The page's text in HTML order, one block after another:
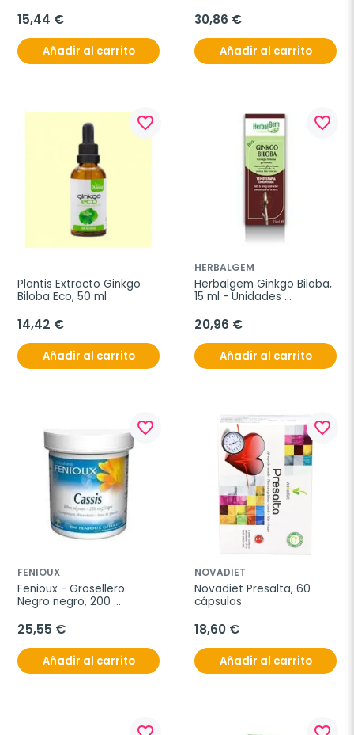
15,44 €
Añadir al carrito
30,86 €
Añadir al carrito
favorite_border
Plantis Extracto Ginkgo
Biloba Eco, 50 ml
14,42 €
Añadir al carrito
favorite_border
HERBALGEM
Herbalgem Ginkgo Biloba,
15 ml - Unidades
20,96 €
Añadir al carrito
favorite_border
FENIOUX
Fenioux - Grosellero
Negro negro, 200
25,55 €
Añadir al carrito
favorite_border
NOVADIET
Novadiet Presalta, 60
cápsulas
18,60 €
Añadir al carrito